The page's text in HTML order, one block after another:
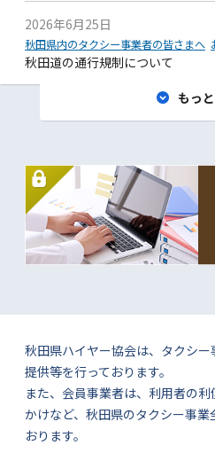
2026年6月25日
秋田県内のタクシー事業者の皆さまへ
秋田道の通行規制について
もっ
秋田県ハイヤー協会は、タクシ
提供等を行っております。
また、会員事業者は、利用者の
かけなど、秋田県のタクシー事
おります。